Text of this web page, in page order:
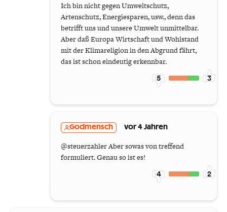
Ich bin nicht gegen Umweltschutz,
Artenschutz, Energiesparen, usw., denn das
betrifft uns und unsere Umwelt unmittelbar.
Aber daß Europa Wirtschaft und Wohlstand
mit der Klimareligion in den Abgrund fährt,
das ist schon eindeutig erkennbar.
5 3
Godmensch vor 4 Jahren
@steuerzahler Aber sowas von treffend
formuliert. Genau so ist es!
4 2